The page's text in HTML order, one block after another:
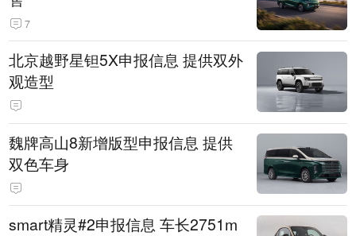
7
北京越野星钽5X申报信息 提供双外
观造型
魏牌高山8新增版型申报信息 提供
双色车身
smart精灵#2申报信息 车长2751m